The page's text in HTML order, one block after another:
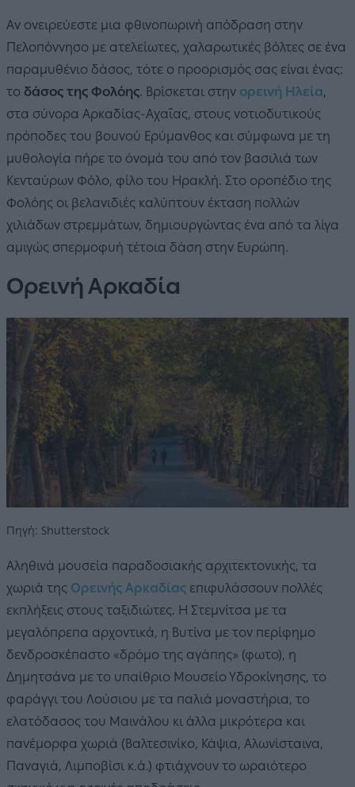
Αν ονειρεύεστε μια φθινοπωρινή απόδραση στην
Πελοπόννησο με ατελείωτες, χαλαρωτικές βόλτες σε ένα
παραμυθένιο δάσος, τότε ο προορισμός σας είναι ένας:
το δάσος της Φολόης. Βρίσκεται στην ορεινή Ηλεία,
στα σύνορα Αρκαδίας-Αχαΐας, στους νοτιοδυτικούς
πρόποδες του βουνού Ερύμανθος και σύμφωνα με τη
μυθολογία πήρε το όνομά του από τον βασιλιά των
Κενταύρων Φόλο, φίλο του Ηρακλή. Στο οροπέδιο της
Φολόης οι βελανιδιές καλύπτουν έκταση πολλών
χιλιάδων στρεμμάτων, δημιουργώντας ένα από τα λίγα
αμιγώς σπερμοφυή τέτοια δάση στην Ευρώπη.
Ορεινή Αρκαδία
Πηγή: Shutterstock
Αληθινά μουσεία παραδοσιακής αρχιτεκτονικής, τα
χωριά της Ορεινής Αρκαδίας επιφυλάσσουν πολλές
εκπλήξεις στους ταξιδιώτες. Η Στεμνίτσα με τα
μεγαλόπρεπα αρχοντικά, η Βυτίνα με τον περίφημο
δενδροσκέπαστο «δρόμο της αγάπης» (φωτο), η
Δημητσάνα με το υπαίθριο Μουσείο Υδροκίνησης, το
φαράγγι του Λούσιου με τα παλιά μοναστήρια, το
ελατόδασος του Μαινάλου κι άλλα μικρότερα και
πανέμορφα χωριά (Βαλτεσινίκο, Κάψια, Αλωνίσταινα,
Παναγιά, Λιμποβίσι κ.ά.) φτιάχνουν το ωραιότερο